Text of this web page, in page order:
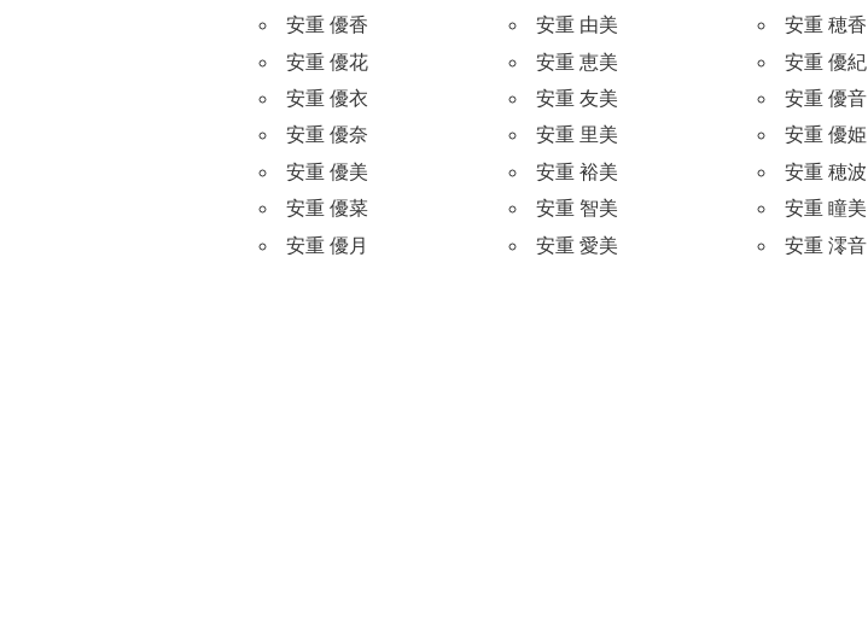
安重 優香
安重 優花
安重 優衣
安重 優奈
安重 優美
安重 優菜
安重 優月
安重 由美
安重 恵美
安重 友美
安重 里美
安重 裕美
安重 智美
安重 愛美
安重 穂香
安重 優紀
安重 優音
安重 優姫
安重 穂波
安重 瞳美
安重 澪音